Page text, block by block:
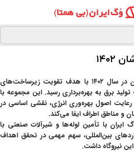
در سال ۱۴۰۲ با هدف تقویت زیرساخت‌های
برق به بهره‌برداری رسید. این مجموعه با
رعایت اصول بهره‌وری انرژی، نقشی اساسی در
و مناطق اطراف ایفا می‌کند.
ایران با تأمین لوله‌ها و شیرآلات صنعتی با
بین‌المللی، سهم مهمی در تحقق اهداف
نیروگاه داشت.